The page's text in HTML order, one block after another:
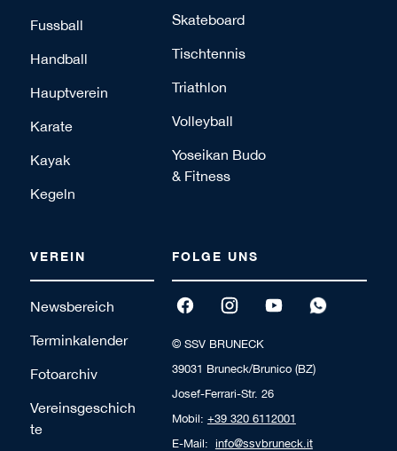
Fussball
Handball
Hauptverein
Karate
Kayak
Kegeln
Skateboard
Tischtennis
Triathlon
Volleyball
Yoseikan Budo
& Fitness
VEREIN
Newsbereich
Terminkalender
Fotoarchiv
Vereinsgeschich
te
FOLGE UNS
© SSV BRUNECK
39031 Bruneck/Brunico (BZ)
Josef-Ferrari-Str. 26
Mobil: +39 320 6112001
E-Mail: info@ssvbruneck.it